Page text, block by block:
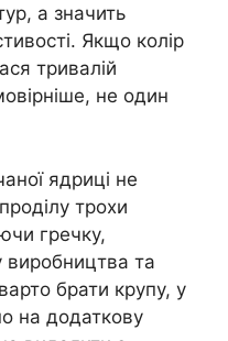
а значить
Якщо колір
тривалій
не один
ядриці не
трохи
гречку,
виробництва та
брати крупу, у
на додаткову